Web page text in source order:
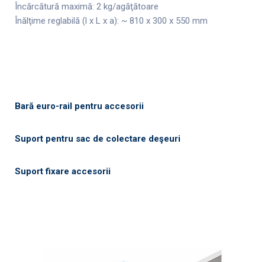
Încărcătură maximă: 2 kg/agăţătoare
Înălţime reglabilă (l x L x a): ~ 810 x 300 x 550 mm
Bară euro-rail pentru accesorii
Suport pentru sac de colectare deşeuri
Suport fixare accesorii